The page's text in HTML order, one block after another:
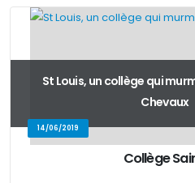
St Louis, un collège qui
Chevaux
14/06/2019
Collège